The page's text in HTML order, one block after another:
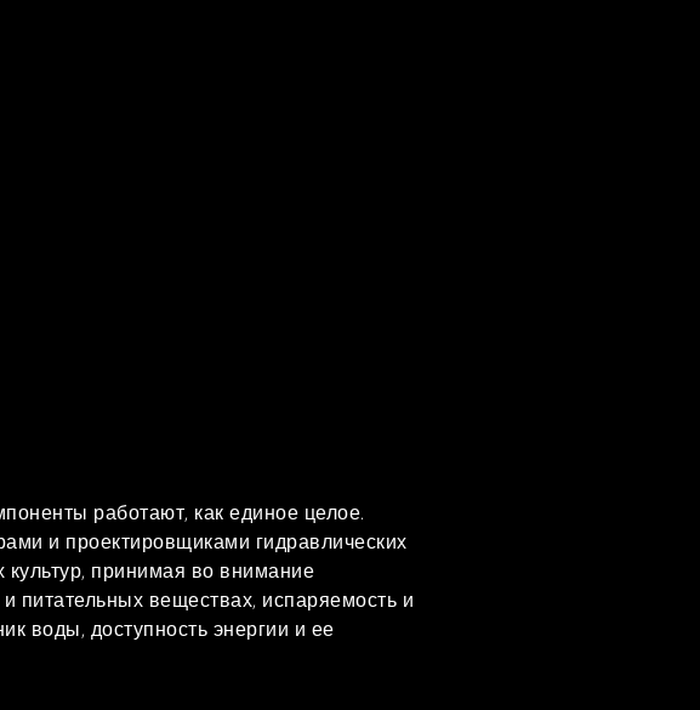
работают, как единое целое.
и проектировщиками гидравлических
принимая во внимание
питательных веществах, испаряемость и
воды, доступность энергии и ее